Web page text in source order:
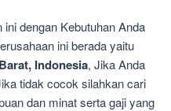
dengan Kebutuhan Anda
ini berada yaitu
Indonesia, Jika Anda
tidak cocok silahkan cari
dan minat serta gaji yang